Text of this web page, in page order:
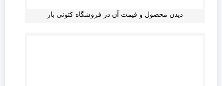
دیدن محصول و قیمت آن در فروشگاه کتونی باز